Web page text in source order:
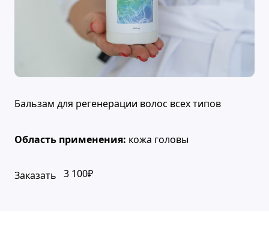
Бальзам для регенерации волос всех типов
Область применения: кожа головы
Заказать 3 100₽